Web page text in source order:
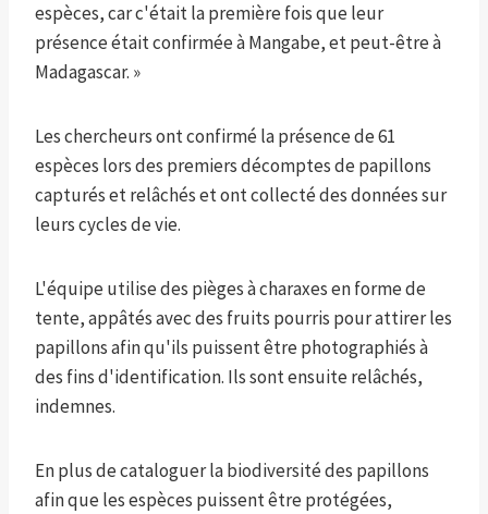
espèces, car c'était la première fois que leur
présence était confirmée à Mangabe, et peut-être à
Madagascar. »
Les chercheurs ont confirmé la présence de 61
espèces lors des premiers décomptes de papillons
capturés et relâchés et ont collecté des données sur
leurs cycles de vie.
L'équipe utilise des pièges à charaxes en forme de
tente, appâtés avec des fruits pourris pour attirer les
papillons afin qu'ils puissent être photographiés à
des fins d'identification. Ils sont ensuite relâchés,
indemnes.
En plus de cataloguer la biodiversité des papillons
afin que les espèces puissent être protégées,